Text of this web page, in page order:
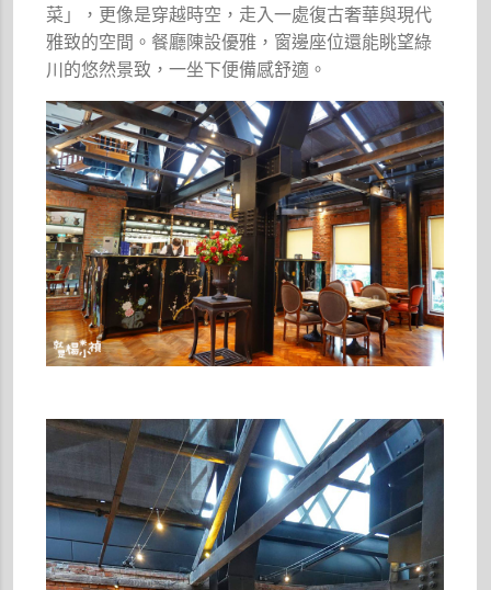
菜」，更像是穿越時空，走入一處復古奢華與現代
雅致的空間。餐廳陳設優雅，窗邊座位還能眺望綠
川的悠然景致，一坐下便備感舒適。